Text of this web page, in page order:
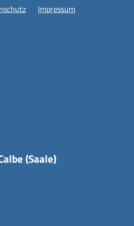
Impressum
(Saale)